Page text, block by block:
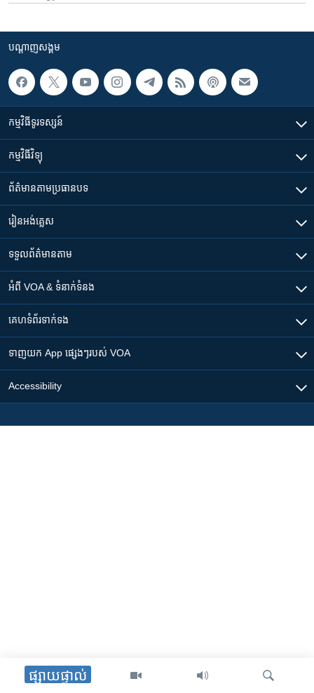
ផ្សាយផ្ទាល់
បណ្តាញ​សង្គម
កម្មវិធី​ទូរទស្សន៍
កម្មវិធី​វិទ្យុ
ព័ត៌មាន​តាមប្រធានបទ​
រៀន​​អង់គ្លេស
ទទួល​ព័ត៌មាន​តាម
អំពី​ VOA & ទំនាក់ទំនង
គេហទំព័រ​​ទាក់ទង
ទាញយក​ App ផ្សេងៗ​របស់​ VOA
Accessibility